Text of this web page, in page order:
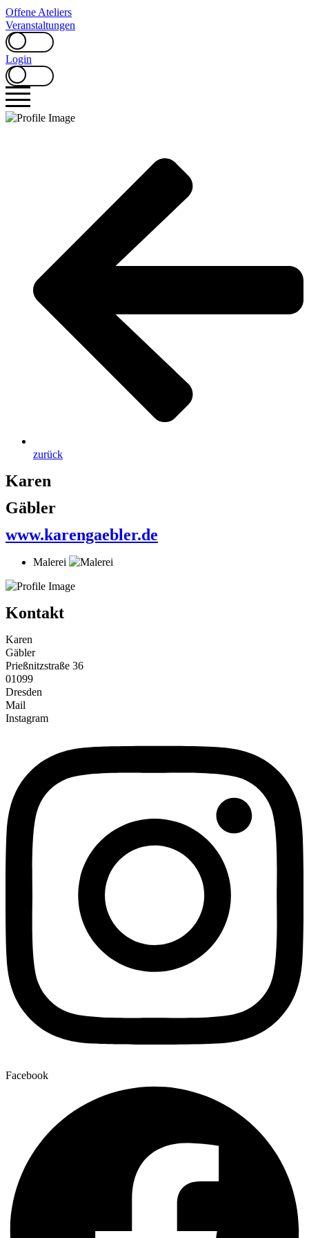
Zum
Inhalt
springen
Offene Ateliers
Veranstaltungen
Login
zurück
Karen
Gäbler
www.karengaebler.de
Malerei
Kontakt
Karen
Gäbler
Prießnitzstraße 36
01099
Dresden
Mail
Instagram
Facebook